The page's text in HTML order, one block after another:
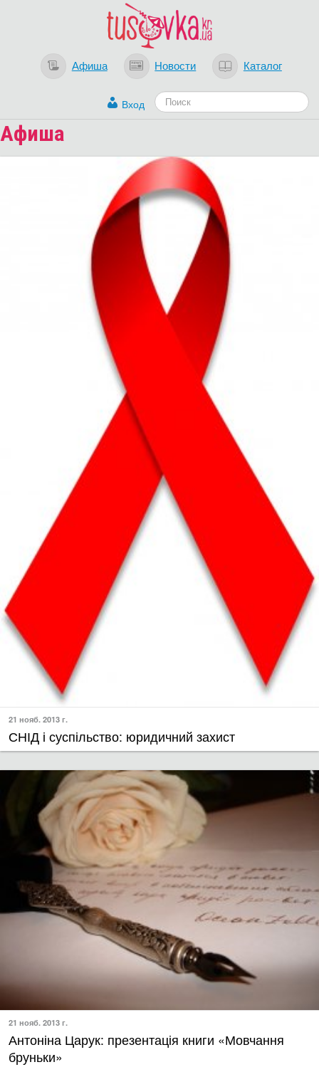
Афиша Новости Каталог
Вход
Афиша
21 нояб. 2013 г.
СНІД і суспільство: юридичний захист
21 нояб. 2013 г.
Антоніна Царук: презентація книги «Мовчання
бруньки»